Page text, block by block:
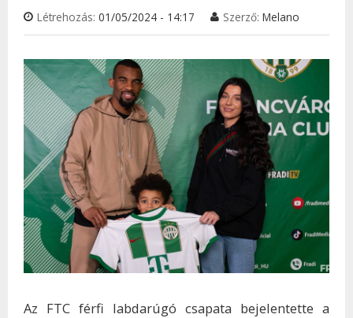
Létrehozás: 01/05/2024 - 14:17 Szerző: Melano
Az FTC férfi labdarúgó csapata bejelentette a